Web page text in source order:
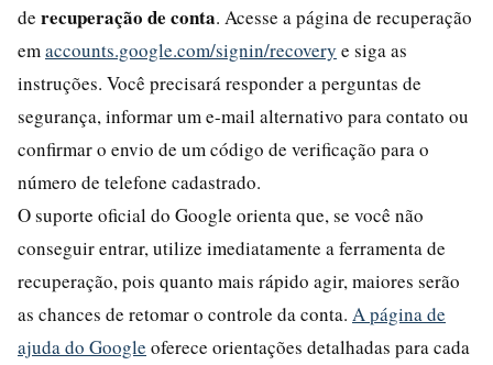
de recuperação de conta. Acesse a página de recuperação
em accounts.google.com/signin/recovery e siga as
instruções. Você precisará responder a perguntas de
segurança, informar um e-mail alternativo para contato ou
confirmar o envio de um código de verificação para o
número de telefone cadastrado.
O suporte oficial do Google orienta que, se você não
conseguir entrar, utilize imediatamente a ferramenta de
recuperação, pois quanto mais rápido agir, maiores serão
as chances de retomar o controle da conta. A página de
ajuda do Google oferece orientações detalhadas para cada